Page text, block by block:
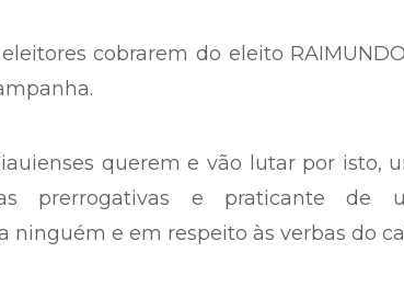
cobrarem do eleito
querem e vão lutar por isto,
prerrogativas e praticante de
ninguém e em respeito às verbas do